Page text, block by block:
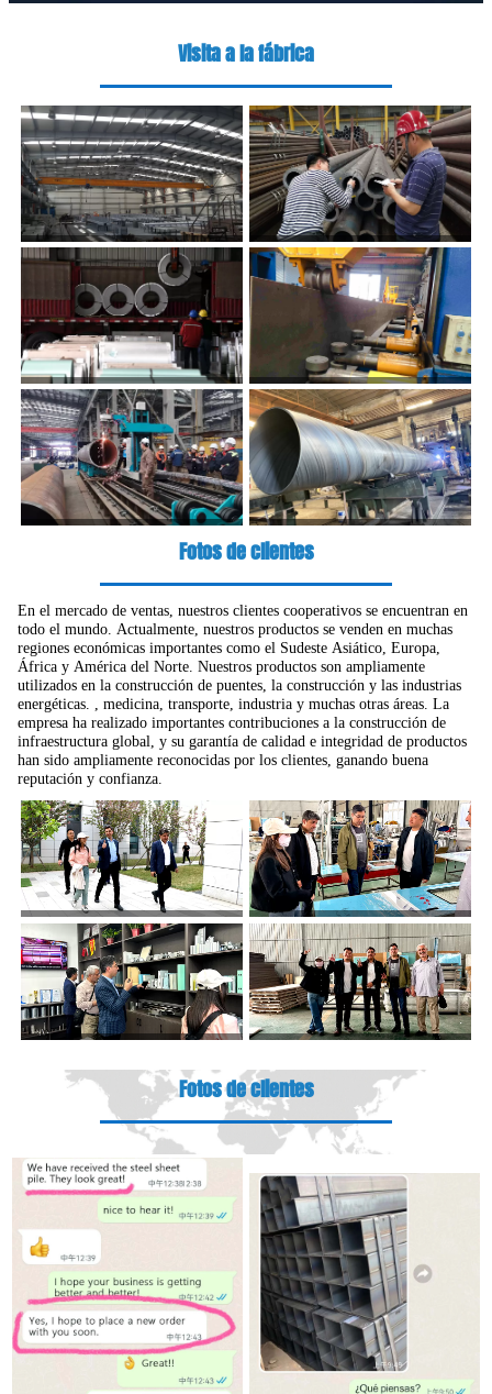
Visita a la fábrica
Fotos de clientes
En el mercado de ventas, nuestros clientes cooperativos se encuentran en
todo el mundo. Actualmente, nuestros productos se venden en muchas
regiones económicas importantes como el Sudeste Asiático, Europa,
África y América del Norte. Nuestros productos son ampliamente
utilizados en la construcción de puentes, la construcción y las industrias
energéticas. , medicina, transporte, industria y muchas otras áreas. La
empresa ha realizado importantes contribuciones a la construcción de
infraestructura global, y su garantía de calidad e integridad de productos
han sido ampliamente reconocidas por los clientes, ganando buena
reputación y confianza.
Fotos de clientes